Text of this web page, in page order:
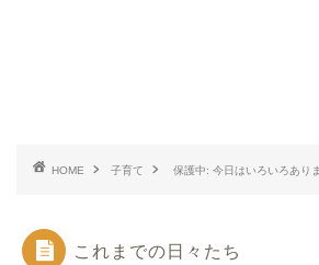
HOME 子育て 保護中: 今日はいろいろあり
これまでの日々たち